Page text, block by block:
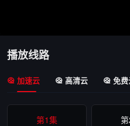
播放线路
加速云 高清云 免
第1集